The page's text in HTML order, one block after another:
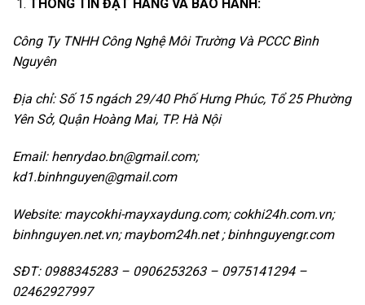
THÔNG TIN ĐẶT HÀNG VÀ BẢO HÀNH:
Công Ty TNHH Công Nghệ Môi Trường Và PCCC Bình
Nguyên
Địa chỉ: Số 15 ngách 29/40 Phố Hưng Phúc, Tổ 25 Phường
Yên Sở, Quận Hoàng Mai, TP. Hà Nội
Email: henrydao.bn@gmail.com;
kd1.binhnguyen@gmail.com
Website: maycokhi-mayxaydung.com; cokhi24h.com.vn;
binhnguyen.net.vn; maybom24h.net ; binhnguyengr.com
SĐT: 0988345283 – 0906253263 – 0975141294 –
02462927997